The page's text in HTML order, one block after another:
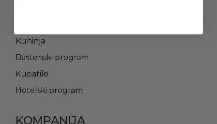
Kuhinja
Baštenski program
Kupatilo
Hotelski program
KOMPANIJA